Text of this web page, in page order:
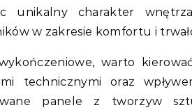
unikalny charakter
w zakresie komfortu i
warto
technicznymi oraz
panele z tworzyw